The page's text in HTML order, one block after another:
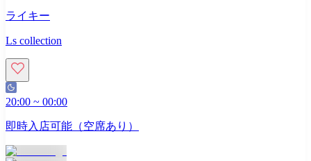
ライキー
Ls collection
20:00 ~ 00:00
即時入店可能（空席あり）